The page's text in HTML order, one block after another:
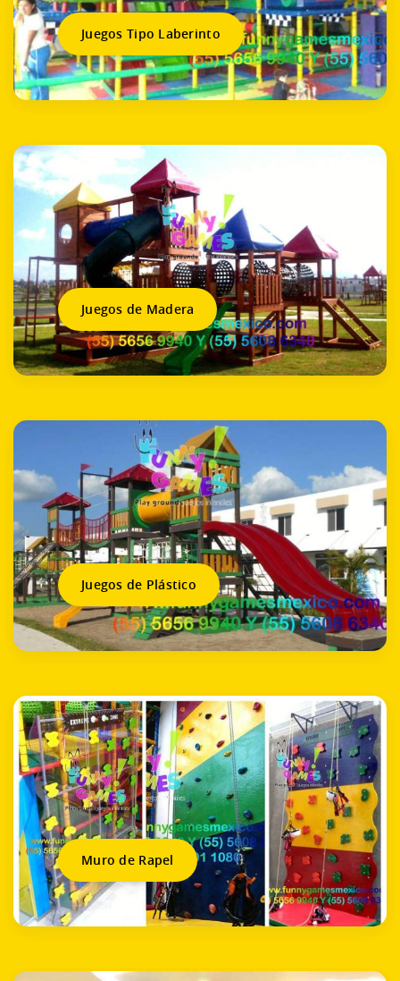
Juegos Tipo Laberinto
Juegos de Madera
Juegos de Plástico
Muro de Rapel